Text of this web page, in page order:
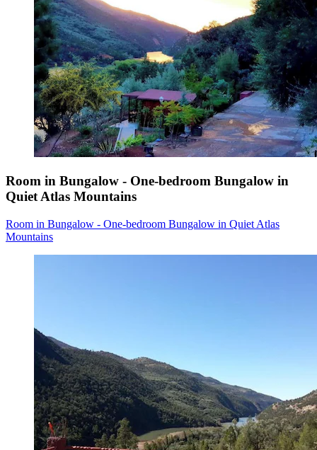
Room in Bungalow - One-bedroom Bungalow in
Quiet Atlas Mountains
Room in Bungalow - One-bedroom Bungalow in Quiet Atlas
Mountains